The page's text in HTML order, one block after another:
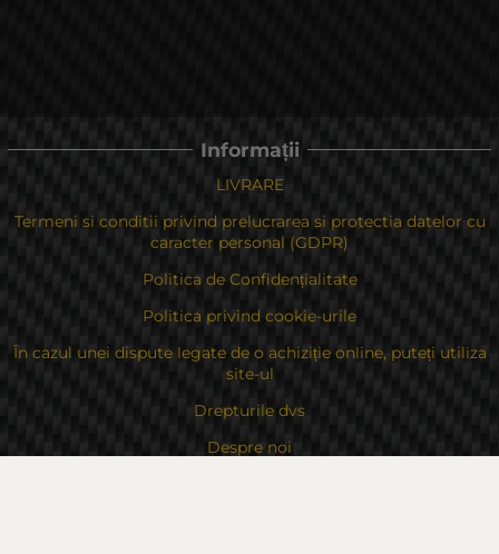
Informații
LIVRARE
Termeni si conditii privind prelucrarea si protectia datelor cu
caracter personal (GDPR)
Politica de Confidențialitate
Politica privind cookie-urile
În cazul unei dispute legate de o achiziție online, puteți utiliza
site-ul
Drepturile dvs
Despre noi